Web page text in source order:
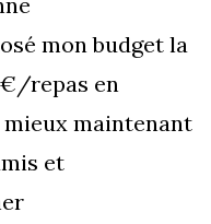
mon budget la
repas en
mieux maintenant
et